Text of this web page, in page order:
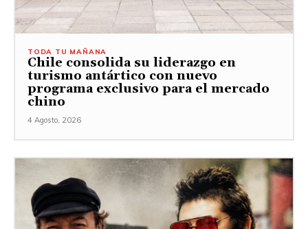
TODA TU MAÑANA
Chile consolida su liderazgo en
turismo antártico con nuevo
programa exclusivo para el mercado
chino
4 Agosto, 2026